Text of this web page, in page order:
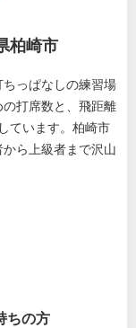
柏崎市
っぱなしの練習場
打席数と、飛距離
ています。柏崎市
ら上級者まで沢山
ちの方